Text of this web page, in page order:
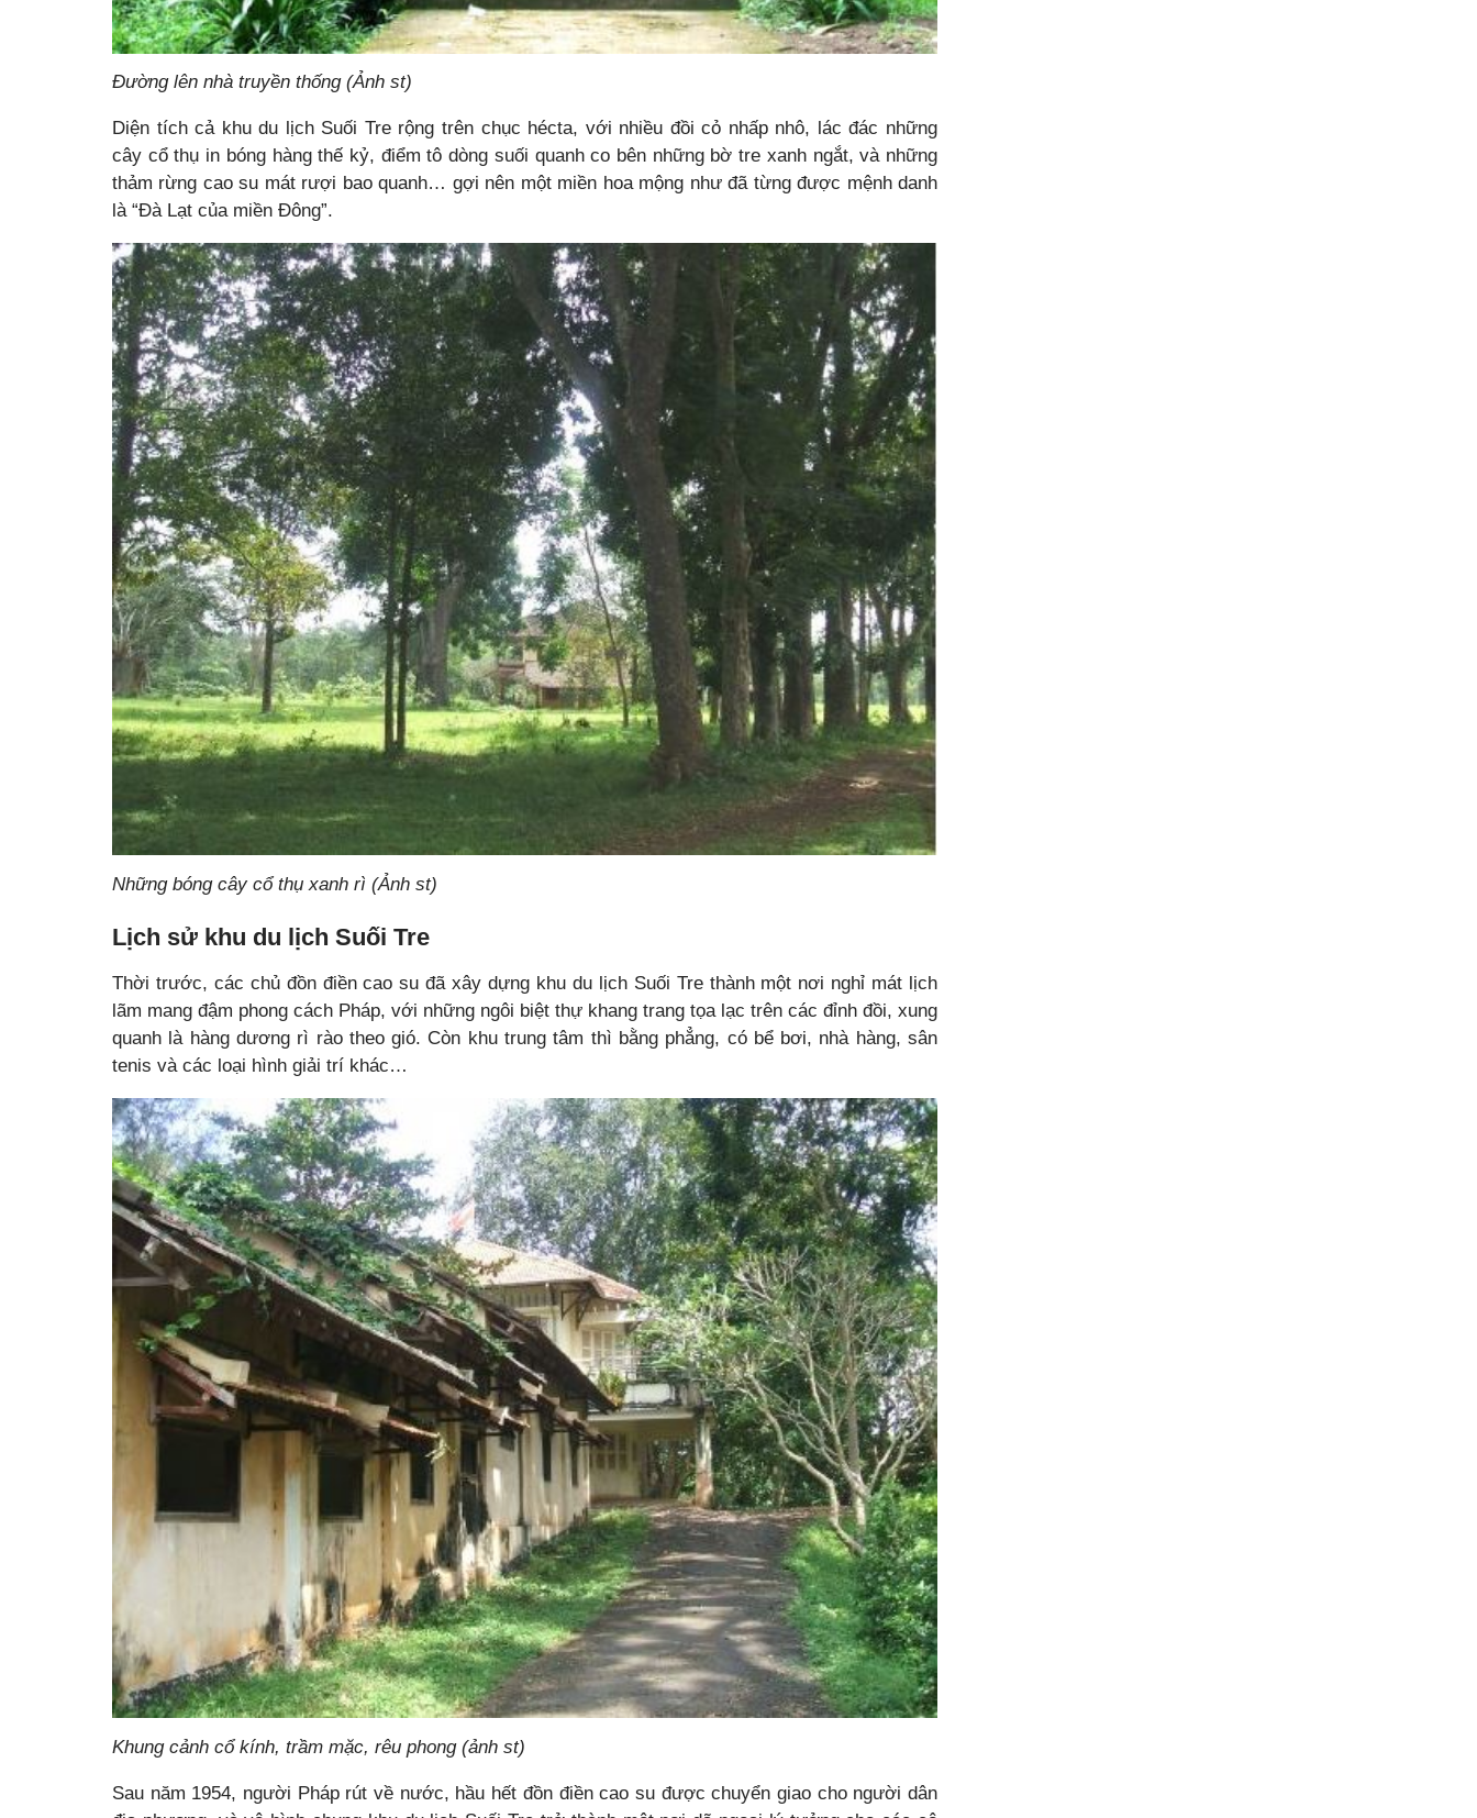
Đường lên nhà truyền thống (Ảnh st)
Diện tích cả khu du lịch Suối Tre rộng trên chục hécta, với nhiều đồi cỏ nhấp nhô, lác đác những
cây cổ thụ in bóng hàng thế kỷ, điểm tô dòng suối quanh co bên những bờ tre xanh ngắt, và những
thảm rừng cao su mát rượi bao quanh… gợi nên một miền hoa mộng như đã từng được mệnh danh
là “Đà Lạt của miền Đông”.
Những bóng cây cổ thụ xanh rì (Ảnh st)
Lịch sử khu du lịch Suối Tre
Thời trước, các chủ đồn điền cao su đã xây dựng khu du lịch Suối Tre thành một nơi nghỉ mát lịch
lãm mang đậm phong cách Pháp, với những ngôi biệt thự khang trang tọa lạc trên các đỉnh đồi, xung
quanh là hàng dương rì rào theo gió. Còn khu trung tâm thì bằng phẳng, có bể bơi, nhà hàng, sân
tenis và các loại hình giải trí khác…
Khung cảnh cổ kính, trầm mặc, rêu phong (ảnh st)
Sau năm 1954, người Pháp rút về nước, hầu hết đồn điền cao su được chuyển giao cho người dân